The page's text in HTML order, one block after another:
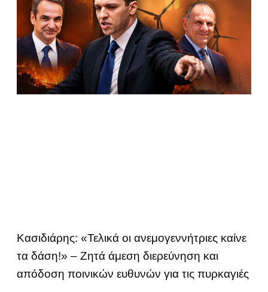
Κασιδιάρης: «Τελικά οι ανεμογεννήτριες καίνε
τα δάση!» – Ζητά άμεση διερεύνηση και
απόδοση ποινικών ευθυνών για τις πυρκαγιές